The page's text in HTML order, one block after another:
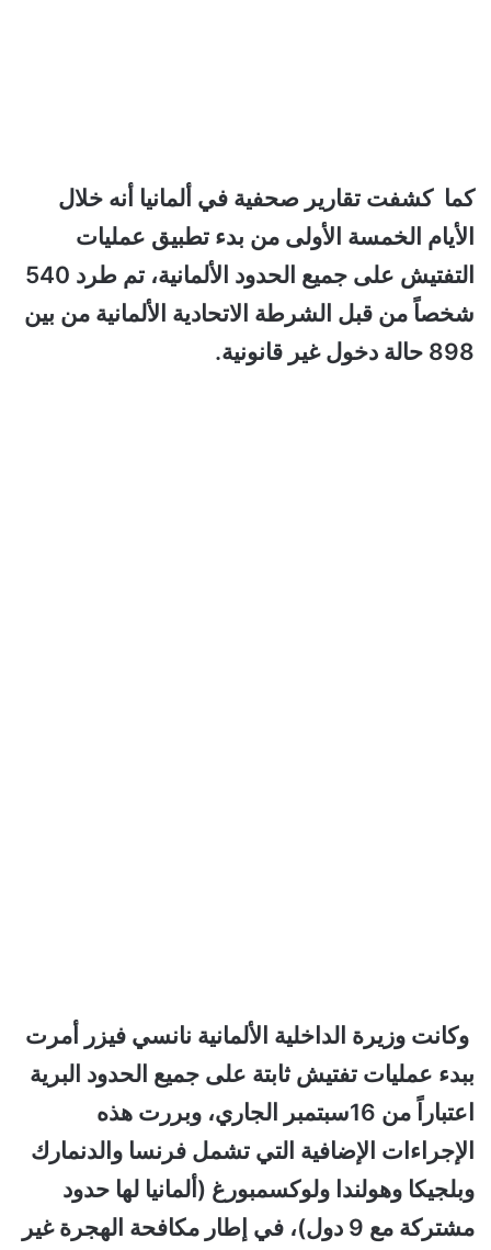
كما كشفت تقارير صحفية في ألمانيا أنه خلال
الأيام الخمسة الأولى من بدء تطبيق عمليات
التفتيش على جميع الحدود الألمانية، تم طرد 540
شخصاً من قبل الشرطة الاتحادية الألمانية من بين
898 حالة دخول غير قانونية.
وكانت وزيرة الداخلية الألمانية نانسي فيزر أمرت
ببدء عمليات تفتيش ثابتة على جميع الحدود البرية
اعتباراً من 16سبتمبر الجاري، وبررت هذه
الإجراءات الإضافية التي تشمل فرنسا والدنمارك
وبلجيكا وهولندا ولوكسمبورغ (ألمانيا لها حدود
مشتركة مع 9 دول)، في إطار مكافحة الهجرة غير